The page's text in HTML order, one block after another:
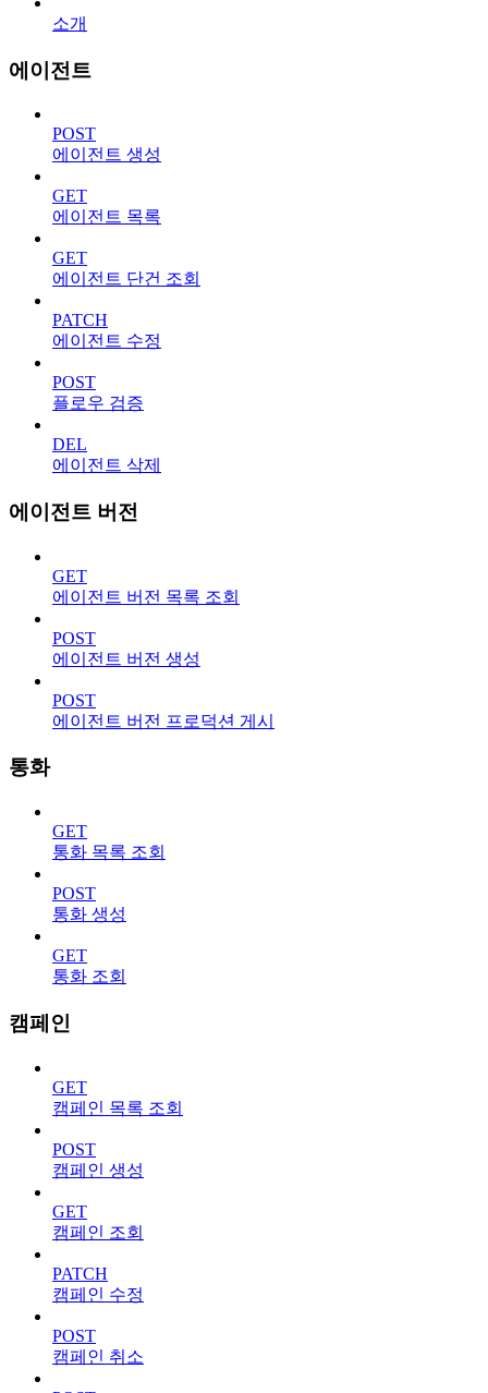
소개
에이전트
POST
에이전트 생성
GET
에이전트 목록
GET
에이전트 단건 조회
PATCH
에이전트 수정
POST
플로우 검증
DEL
에이전트 삭제
에이전트 버전
GET
에이전트 버전 목록 조회
POST
에이전트 버전 생성
POST
에이전트 버전 프로덕션 게시
통화
GET
통화 목록 조회
POST
통화 생성
GET
통화 조회
캠페인
GET
캠페인 목록 조회
POST
캠페인 생성
GET
캠페인 조회
PATCH
캠페인 수정
POST
캠페인 취소